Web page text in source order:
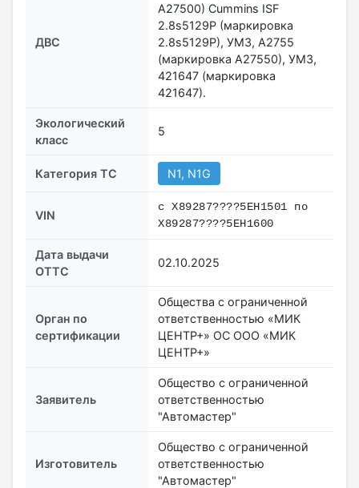
ДВС
А27500) Cummins ISF
2.8s5129P (маркировка
2.8s5129P), УМЗ, А2755
(маркировка А27550), УМЗ,
421647 (маркировка
421647).
Экологический
класс
5
Категория ТС N1, N1G
VIN
с X89287????5EH1501 по
X89287????5EH1600
Дата выдачи
ОТТС
02.10.2025
Орган по
сертификации
Общества с ограниченной
ответственностью «МИК
ЦЕНТР+» ОС ООО «МИК
ЦЕНТР+»
Заявитель
Общество с ограниченной
ответственностью
"Автомастер"
Изготовитель
Общество с ограниченной
ответственностью
"Автомастер"